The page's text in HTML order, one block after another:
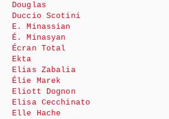
Douglas
Duccio Scotini
E. Minassian
É. Minasyan
Écran Total
Ekta
Elias Zabalia
Élie Marek
Eliott Dognon
Elisa Cecchinato
Elle Hache